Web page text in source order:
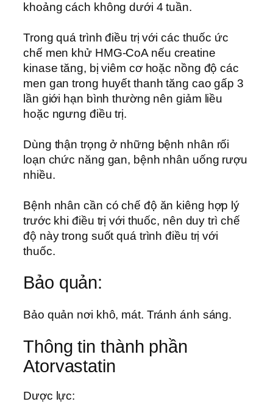
khoảng cách không dưới 4 tuần.
Trong quá trình điều trị với các thuốc ức
chế men khử HMG-CoA nếu creatine
kinase tăng, bị viêm cơ hoặc nồng độ các
men gan trong huyết thanh tăng cao gấp 3
lần giới hạn bình thường nên giảm liều
hoặc ngưng điều trị.
Dùng thận trọng ở những bệnh nhân rối
loạn chức năng gan, bệnh nhân uống rượu
nhiều.
Bệnh nhân cần có chế độ ăn kiêng hợp lý
trước khi điều trị với thuốc, nên duy trì chế
độ này trong suốt quá trình điều trị với
thuốc.
Bảo quản:
Bảo quản nơi khô, mát. Tránh ánh sáng.
Thông tin thành phần
Atorvastatin
Dược lực: